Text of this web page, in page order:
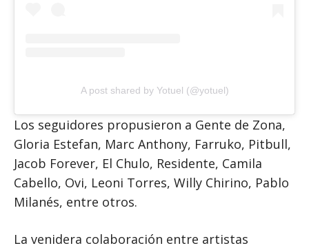
A post shared by Yotuel (@yotuel)
Los seguidores propusieron a Gente de Zona,
Gloria Estefan, Marc Anthony, Farruko, Pitbull,
Jacob Forever, El Chulo, Residente, Camila
Cabello, Ovi, Leoni Torres, Willy Chirino, Pablo
Milanés, entre otros.
La venidera colaboración entre artistas